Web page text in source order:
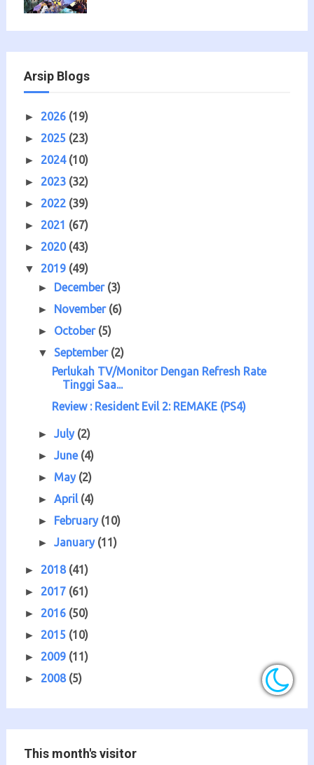
Arsip Blogs
► 2026 (19)
► 2025 (23)
► 2024 (10)
► 2023 (32)
► 2022 (39)
► 2021 (67)
► 2020 (43)
▼ 2019 (49)
► December (3)
► November (6)
► October (5)
▼September (2)
Perlukah TV/Monitor Dengan Refresh Rate
Tinggi Saa...
Review : Resident Evil 2: REMAKE (PS4)
►July (2)
►June (4)
► May (2)
►April (4)
► February (10)
►January (11)
► 2018 (41)
► 2017 (61)
► 2016 (50)
► 2015 (10)
► 2009 (11)
► 2008 (5)
This month's visitor